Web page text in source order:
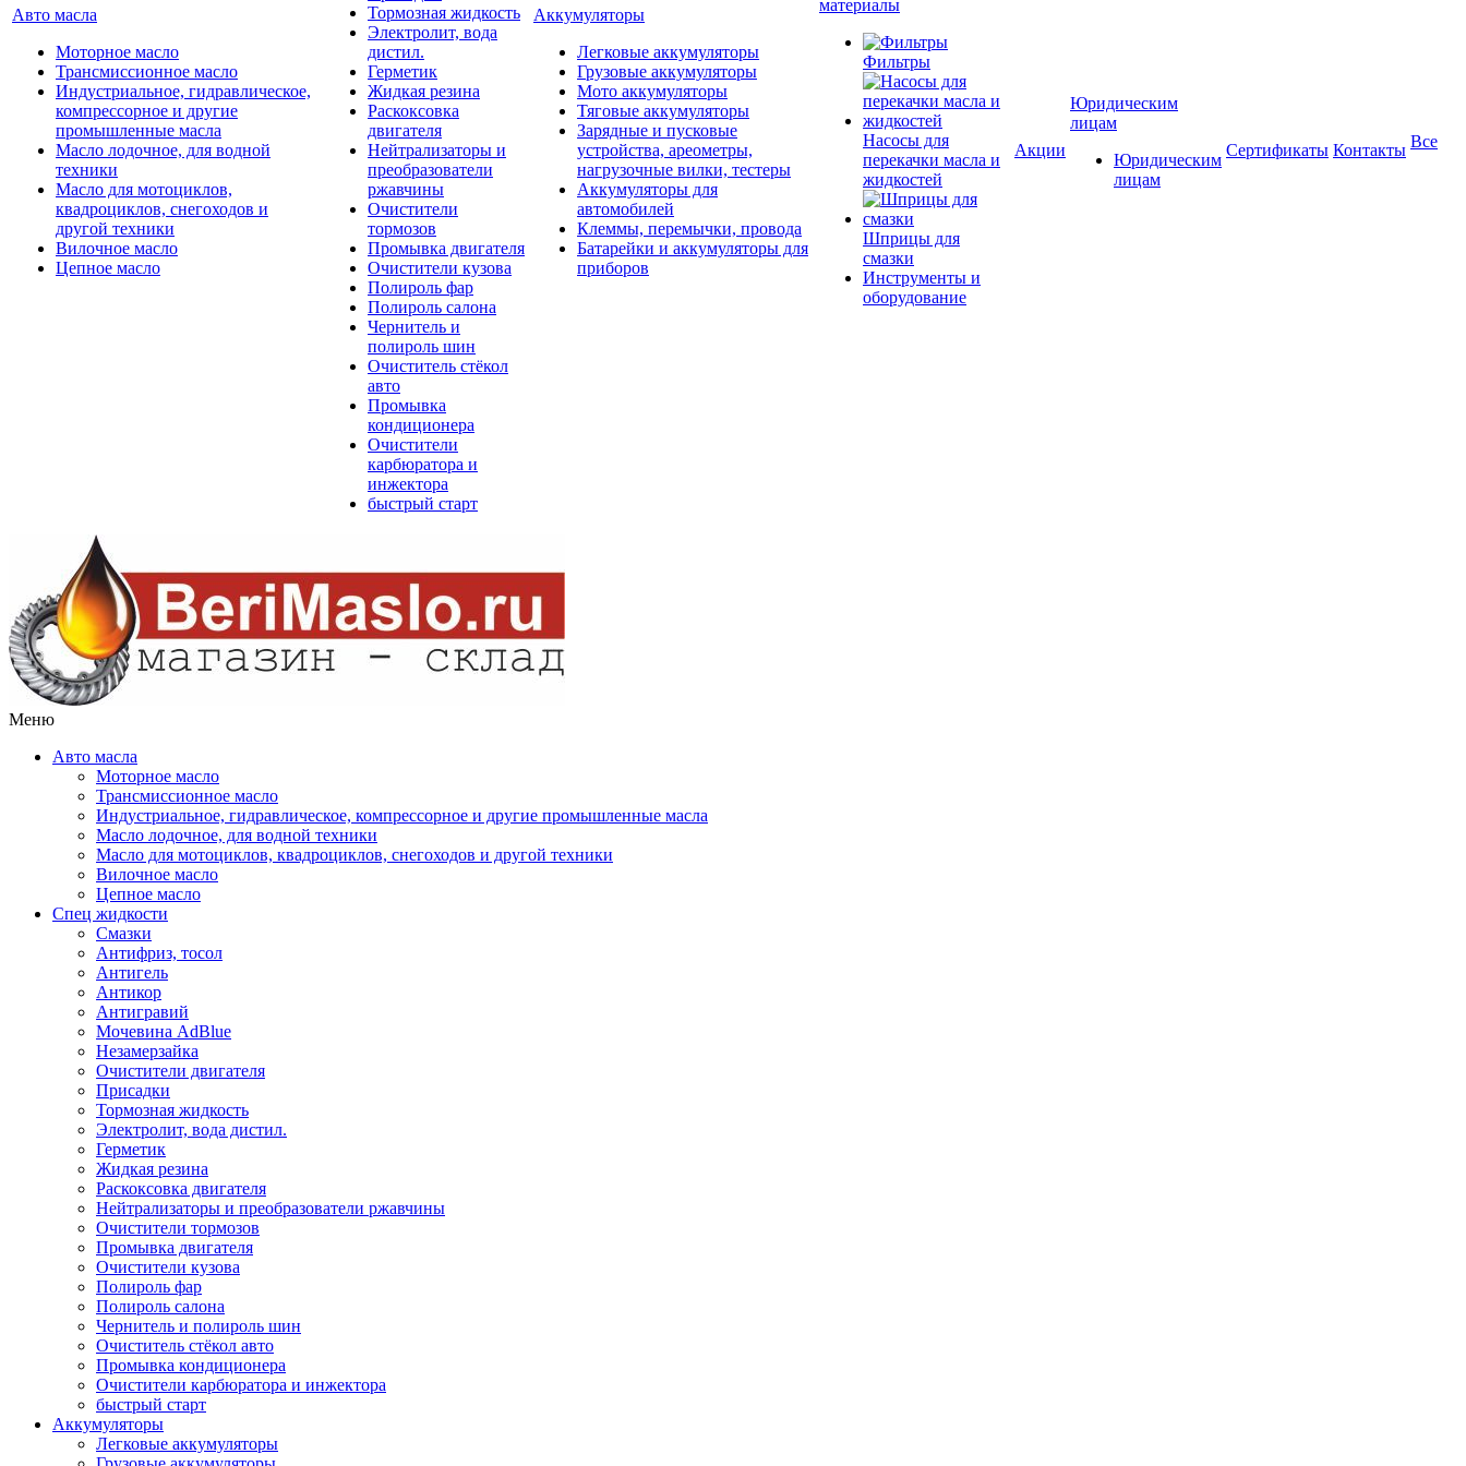
Авто масла
Моторное масло
Трансмиссионное масло
Индустриальное, гидравлическое,
компрессорное и другие
промышленные масла
Масло лодочное, для водной
техники
Масло для мотоциклов,
квадроциклов, снегоходов и
другой техники
Вилочное масло
Цепное масло
Тормозная жидкость
Электролит, вода
дистил.
Герметик
Жидкая резина
Раскоксовка
двигателя
Нейтрализаторы и
преобразователи
ржавчины
Очистители
тормозов
Промывка двигателя
Очистители кузова
Полироль фар
Полироль салона
Чернитель и
полироль шин
Очиститель стёкол
авто
Промывка
кондиционера
Очистители
карбюратора и
инжектора
быстрый старт
Аккумуляторы
Легковые аккумуляторы
Грузовые аккумуляторы
Мото аккумуляторы
Тяговые аккумуляторы
Зарядные и пусковые
устройства, ареометры,
нагрузочные вилки, тестеры
Аккумуляторы для
автомобилей
Клеммы, перемычки, провода
Батарейки и аккумуляторы для
приборов
материалы
Фильтры
Насосы для
перекачки масла и
жидкостей
Шприцы для
смазки
Инструменты и
оборудование
Акции
Юридическим
лицам
Юридическим
лицам
Сертификаты Контакты Все
Меню
Авто масла
Моторное масло
Трансмиссионное масло
Индустриальное, гидравлическое, компрессорное и другие промышленные масла
Масло лодочное, для водной техники
Масло для мотоциклов, квадроциклов, снегоходов и другой техники
Вилочное масло
Цепное масло
Спец жидкости
Смазки
Антифриз, тосол
Антигель
Антикор
Антигравий
Мочевина AdBlue
Незамерзайка
Очистители двигателя
Присадки
Тормозная жидкость
Электролит, вода дистил.
Герметик
Жидкая резина
Раскоксовка двигателя
Нейтрализаторы и преобразователи ржавчины
Очистители тормозов
Промывка двигателя
Очистители кузова
Полироль фар
Полироль салона
Чернитель и полироль шин
Очиститель стёкол авто
Промывка кондиционера
Очистители карбюратора и инжектора
быстрый старт
Аккумуляторы
Легковые аккумуляторы